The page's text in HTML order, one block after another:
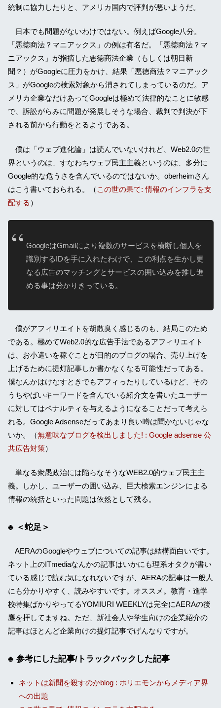
統制に協力したりと、アメリカ国内で評判が悪いようだ。
日本でも問題がないわけではない。例えばGoogle八分。
「悪徳商法？マニアックス」の例は有名だ。「悪徳商法？マ
ニアックス」が指摘した悪徳商法企業（もしくは朝日新
聞？）がGoogleに圧力をかけ、結果「悪徳商法？マニアック
ス」がGoogleの検索対象から消されてしまっているのだ。ア
メリカ企業なだけあってGoogleは極めて法律的なことに敏感
で、訴訟がらみに問題が発展しそうな場合、裁判で判決が下
される前から行動をとるようである。
僕は「ウェブ進化論」は読んでいないけれど、Web2.0の世
界というのは、すなわちウェブ民主主義というのは、多分に
Google的な危うさを含んでいるのではないか。oberheimさん
はこう書いておられる。（ この世の果て: 情報のインフラを支
配する ）
GoogleはGmailにより複数のサービスを横断し個人を
識別するIDを手に入れたわけで、この利点を生かし更
なる広告のマッチングとサービスの囲い込みを推し進
める事は分かりきっている。
僕がアフィリエイトを胡散臭く感じるのも、結局このため
である。極めてWeb2.0的な広告手法であるアフィリエイト
は、お小遣いを稼ぐことが目的のブログの場合、売り上げを
上げるために提灯記事しか書かなくなる可能性だってある。
僕なんかはけなすときでもアフィったりしているけど、その
うちやばいキーワードを含んでいる紹介文を書いたユーザー
に対してはペナルティを与えるようになることだって考えら
れる。Google Adsenseだってあまり良い噂は聞かないじゃな
いか。（無意味なブログを検出しました! : Google adsense 公
共広告対策）
単なる衆愚政治には陥らなそうなWEB2.0的ウェブ民主主
義。しかし、ユーザーの囲い込み、巨大検索エンジンによる
情報の統括といった問題は依然として残る。
＜蛇足＞
AERAのGoogleやウェブについての記事は結構面白いです。
ネット上のITmediaなんかの記事はいかにも理系オタクが書い
ている感じで読む気になれないですが、AERAの記事は一般人
にも分かりやすく、読みやすいです。オススメ。教育・進学
校特集ばかりやってるYOMIURI WEEKLYは完全にAERAの後
塵を拝してますね。ただ、新社会人や学生向けの企業紹介の
記事はほとんど企業向けの提灯記事でげんなりですが。
参考にした記事/トラックバックした記事
ネットは新聞を殺すのかblog : ホリエモンからメディア界
への出題